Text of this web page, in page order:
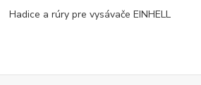
Hadice a rúry pre vysávače EINHELL